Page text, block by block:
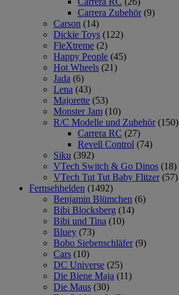
Carrera Zubehör (9)
Carson (14)
Dickie Toys (122)
FleXtreme (2)
Happy People (45)
Hot Wheels (21)
Jada (6)
Lena (43)
Majorette (53)
Monster Jam (10)
R/C Modelle und Zubehör (150)
Carrera RC (27)
Revell Control (74)
Siku (392)
VTech Switch & Go Dinos (18)
VTech Tut Tut Baby Flitzer (57)
Fernsehhelden (1492)
Benjamin Blümchen (6)
Bibi Blocksberg (14)
Bibi und Tina (10)
Bluey (73)
Bobo Siebenschläfer (9)
Cars (10)
DC Universe (25)
Die Biene Maja (11)
Die Maus (30)